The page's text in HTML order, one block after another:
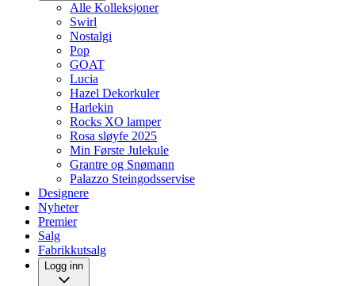
Alle Kolleksjoner
Swirl
Nostalgi
Pop
GOAT
Lucia
Hazel Dekorkuler
Harlekin
Rocks XO lamper
Rosa sløyfe 2025
Min Første Julekule
Grantre og Snømann
Palazzo Steingodsservise
Designere
Nyheter
Premier
Salg
Fabrikkutsalg
Logg inn